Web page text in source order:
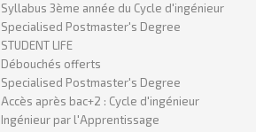
Syllabus 3ème année du Cycle d'ingénieur
Specialised Postmaster's Degree
STUDENT LIFE
Débouchés offerts
Specialised Postmaster's Degree
Accès après bac+2 : Cycle d'ingénieur
Ingénieur par l'Apprentissage